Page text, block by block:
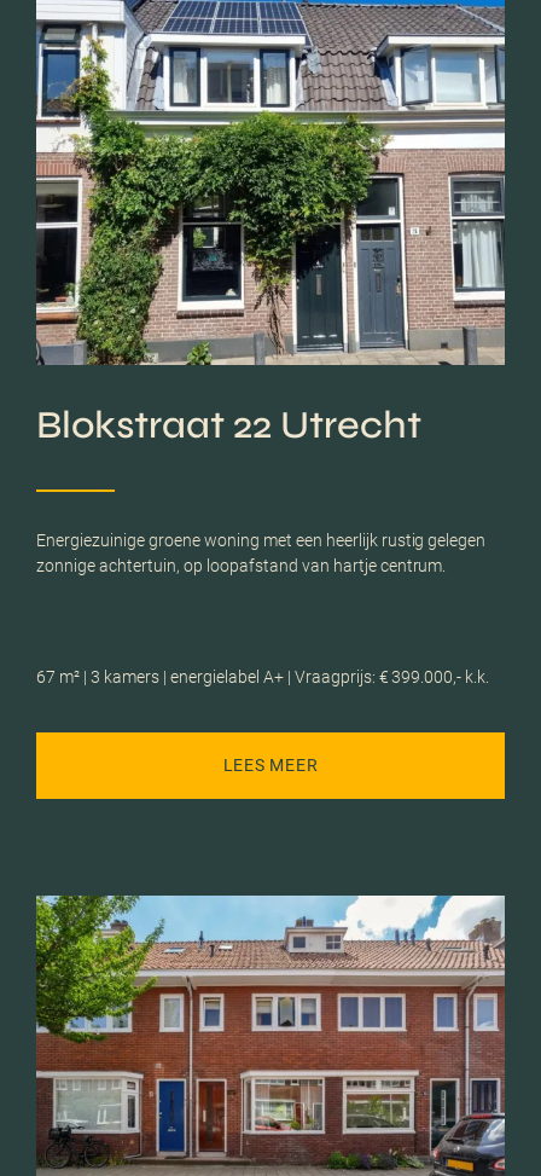
Blokstraat 22 Utrecht
Energiezuinige groene woning met een heerlijk rustig gelegen
zonnige achtertuin, op loopafstand van hartje centrum.
67 m² | 3 kamers | energielabel A+ | Vraagprijs: € 399.000,- k.k.
LEES MEER